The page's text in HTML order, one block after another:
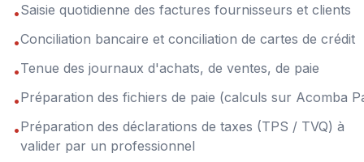
•Saisie quotidienne des factures fournisseurs et clients
•Conciliation bancaire et conciliation de cartes de crédit
•Tenue des journaux d'achats, de ventes, de paie
•Préparation des fichiers de paie (calculs sur Acomba
•Préparation des déclarations de taxes (TPS / TVQ) à
valider par un professionnel